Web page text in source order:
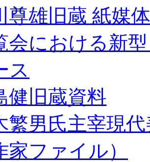
尊雄旧蔵 紙媒
会における新
ス
健旧蔵資料
繁男氏主宰現
家ファイル）